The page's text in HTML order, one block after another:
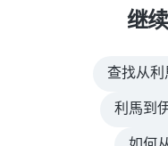
继
查找从利
利馬到